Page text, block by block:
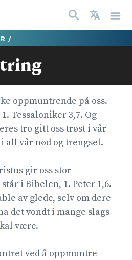
/
oppmuntrende på oss.
Tessaloniker 3,7. Og
tro gitt oss trøst i vår
vår nød og trengsel.
gir oss stor
i Bibelen, 1. Peter 1,6.
av glede, selv om dere
det vondt i mange slags
være.
ved å oppmuntre